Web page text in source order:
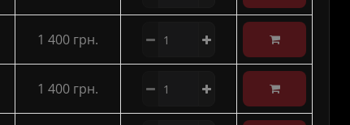
1 400 грн.
1 400 грн.